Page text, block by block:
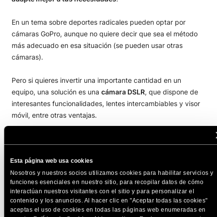
Esta página web usa cookies
Nosotros y nuestros socios utilizamos cookies para habilitar servicios y
funciones esenciales en nuestro sitio, para recopilar datos de cómo
interactúan nuestros visitantes con el sitio y para personalizar el
contenido y los anuncios. Al hacer clic en "Aceptar todas las cookies"
aceptas el uso de cookies en todas las páginas web enumeradas en
En un tema sobre deportes radicales pueden optar por
cámaras GoPro, aunque no quiere decir que sea el método
más adecuado en esa situación (se pueden usar otras
cámaras).
Pero si quieres invertir una importante cantidad en un
equipo, una solución es una cámara DSLR, que dispone de
interesantes funcionalidades, lentes intercambiables y visor
móvil, entre otras ventajas.
los 500 a los 5.000 €. En otras palabras, es mejor invertir
más cuando el negocio ya esté dando sus frutos.
6. El audio también es importante